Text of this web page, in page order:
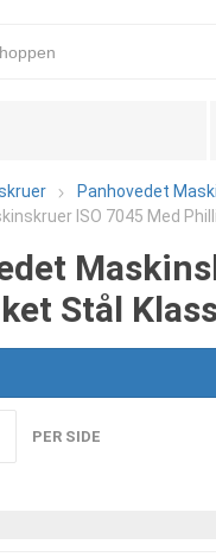
Panhovedet
ISO 7045 Med
Stål
PER SIDE